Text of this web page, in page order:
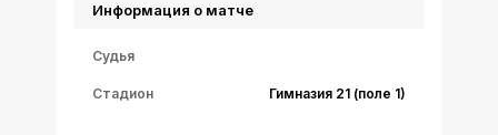
Информация о матче
Судья
Стадион Гимназия 21 (поле 1)